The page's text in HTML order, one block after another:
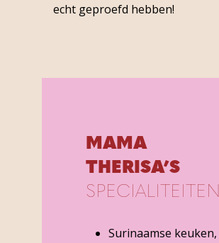
echt geproefd hebben!
MAMA
THERISA’S
SPECIALITEITEN
Surinaamse keuken,